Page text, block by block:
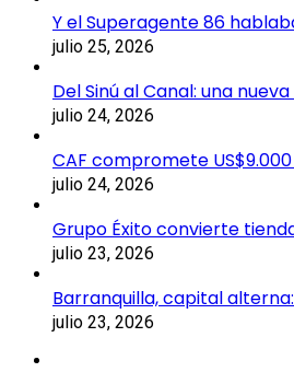
Y el Superagente 86
julio 25, 2026
Del Sinú al Canal: una
julio 24, 2026
CAF compromete
julio 24, 2026
Grupo Éxito convierte
julio 23, 2026
Barranquilla, capital
julio 23, 2026